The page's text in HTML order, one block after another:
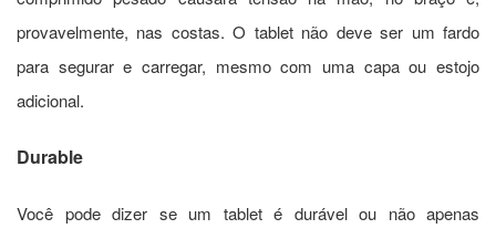
provavelmente, nas costas. O tablet não deve ser um fardo
para segurar e carregar, mesmo com uma capa ou estojo
adicional.
Durable
Você pode dizer se um tablet é durável ou não apenas